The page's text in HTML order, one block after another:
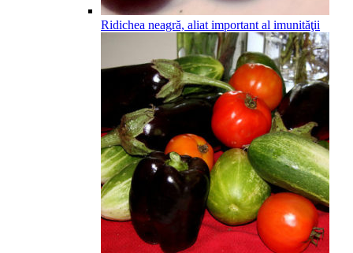
Ridichea neagră, aliat important al imunităţii